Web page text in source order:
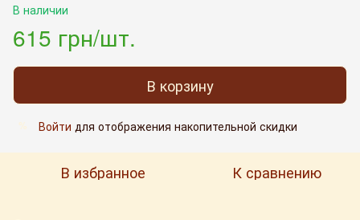
В наличии
615 грн/шт.
В корзину
% Войти для отображения накопительной скидки
В избранное К сравнению